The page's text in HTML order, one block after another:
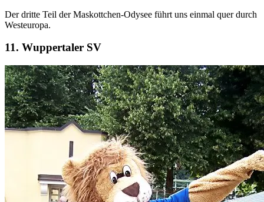
Der dritte Teil der Maskottchen-Odysee führt uns einmal quer durch
Westeuropa.
11. Wuppertaler SV